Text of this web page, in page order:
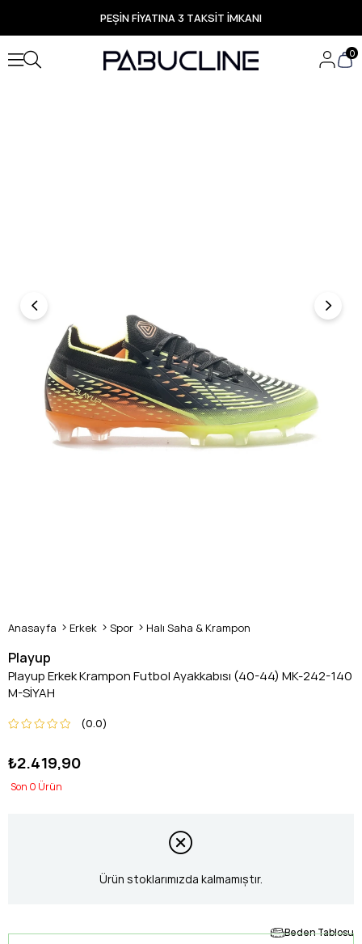
PEŞİN FİYATINA 3 TAKSİT İMKANI
TÜM ÜRÜNLERDE ÜCRETSİZ KARGO
Yeni Sezon Ürünlerde Özel Fırsatlar
Seçili Ürünlerde Hızlı Teslimat
0
Anasayfa Erkek Spor Halı Saha & Krampon
Playup
Playup Erkek Krampon Futbol Ayakkabısı (40-44) MK-242-140
M-SİYAH
0.0
₺2.419,90
0
Ürün stoklarımızda kalmamıştır.
Beden Tablosu